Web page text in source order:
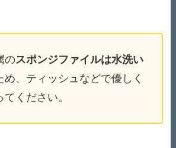
のスポンジファイルは水洗い
め、ティッシュなどで優しく
ください。